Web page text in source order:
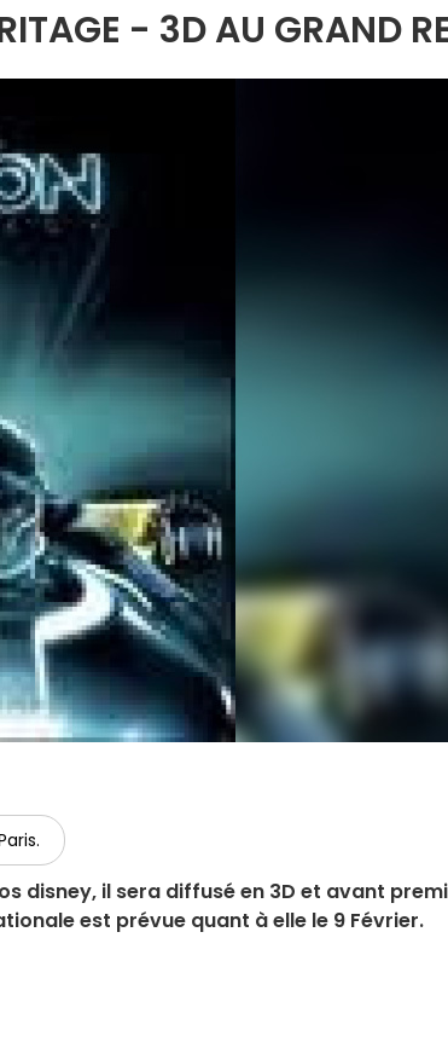
- 3D AU GRAND
disney, il sera diffusé en 3D et avant
est prévue quant à elle le 9 Février.